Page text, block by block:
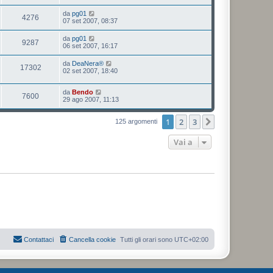
4276 da pg01
07 set 2007, 08:37
9287 da pg01
06 set 2007, 16:17
17302 da DeaNera®
02 set 2007, 18:40
7600 da Bendo
29 ago 2007, 11:13
125 argomenti 1 2 3
Vai a
Tutti gli orari sono UTC+02:00
Cancella cookie
Contattaci